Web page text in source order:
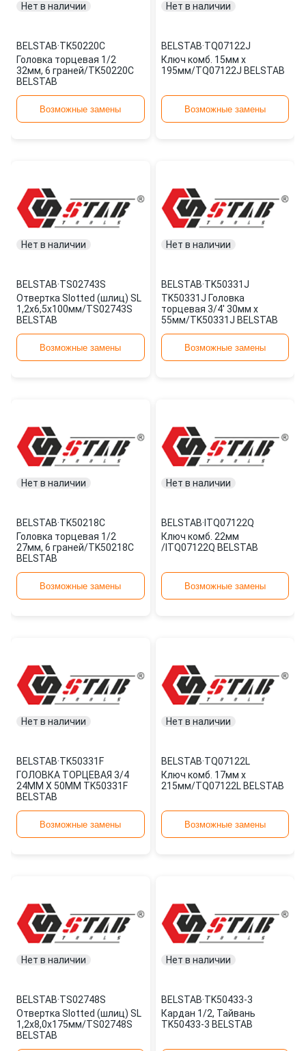
Нет в наличии
BELSTAB·TK50220C
Головка торцевая 1/2
32мм, 6 граней/TK50220C
BELSTAB
Возможные замены
Нет в наличии
BELSTAB·TQ07122J
Ключ комб. 15мм х
195мм/TQ07122J BELSTAB
Возможные замены
Нет в наличии
BELSTAB·TS02743S
Отвертка Slotted (шлиц) SL
1,2x6,5х100мм/TS02743S
BELSTAB
Возможные замены
Нет в наличии
BELSTAB·TK50331J
TK50331J Головка
торцевая 3/4' 30мм х
55мм/TK50331J BELSTAB
Возможные замены
Нет в наличии
BELSTAB·TK50218C
Головка торцевая 1/2
27мм, 6 граней/TK50218C
BELSTAB
Возможные замены
Нет в наличии
BELSTAB· ITQ07122Q
Ключ комб. 22мм
/ITQ07122Q BELSTAB
Возможные замены
Нет в наличии
BELSTAB·TK50331F
ГОЛОВКА ТОРЦЕВАЯ 3/4
24ММ Х 50ММ TK50331F
BELSTAB
Возможные замены
Нет в наличии
BELSTAB·TQ07122L
Ключ комб. 17мм х
215мм/TQ07122L BELSTAB
Возможные замены
Нет в наличии
BELSTAB·TS02748S
Отвертка Slotted (шлиц) SL
1,2x8,0х175мм/TS02748S
BELSTAB
Нет в наличии
BELSTAB·TK50433-3
Кардан 1/2, Тайвань
TK50433-3 BELSTAB